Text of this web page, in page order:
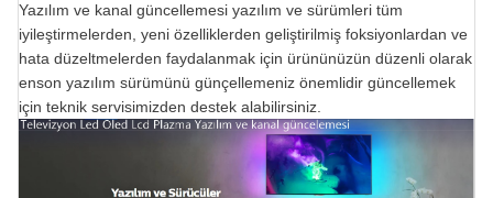
Yazılım ve kanal güncellemesi yazılım ve sürümleri tüm
iyileştirmelerden, yeni özelliklerden geliştirilmiş foksiyonlardan ve
hata düzeltmelerden faydalanmak için ürününüzün düzenli olarak
enson yazılım sürümünü günçellemeniz önemlidir güncellemek
için teknik servisimizden destek alabilirsiniz.